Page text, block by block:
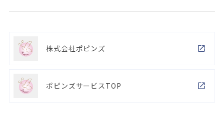
株式会社ポピンズ
ポピンズサービスTOP